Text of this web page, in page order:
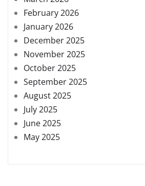
February 2026
January 2026
December 2025
November 2025
October 2025
September 2025
August 2025
July 2025
June 2025
May 2025